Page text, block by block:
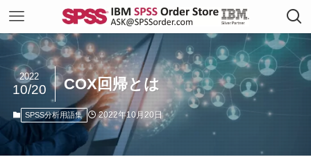
COX回帰とは
2022
10/20
SPSS分析用語集 2022年10月20日